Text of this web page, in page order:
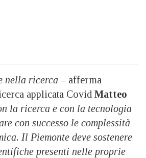
nella ricerca – afferma
applicata Covid Matteo
la ricerca e con la tecnologia
con successo le complessità
Il Piemonte deve sostenere
presenti nelle proprie